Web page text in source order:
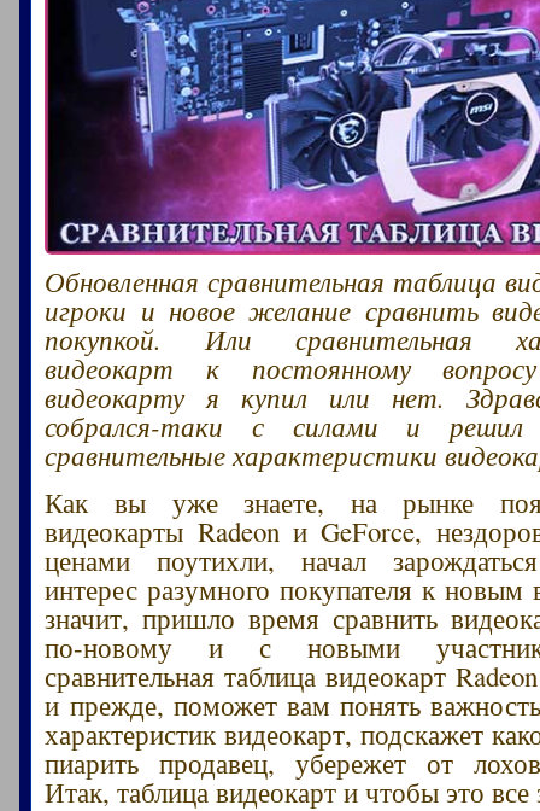
Обновленная сравнительная таблица
игроки и новое желание сравнить
покупкой. Или сравнительная
видеокарт к постоянному
видеокарту я купил или нет.
собрался-таки с силами и
сравнительные характеристики
Как вы уже знаете, на рынке
видеокарты Radeon и GeForce,
ценами поутихли, начал
интерес разумного покупателя к новым
значит, пришло время сравнить
по-новому и с новыми
сравнительная таблица видеокарт
и прежде, поможет вам понять
характеристик видеокарт, подскажет
пиарить продавец, убережет от
Итак, таблица видеокарт и чтобы это